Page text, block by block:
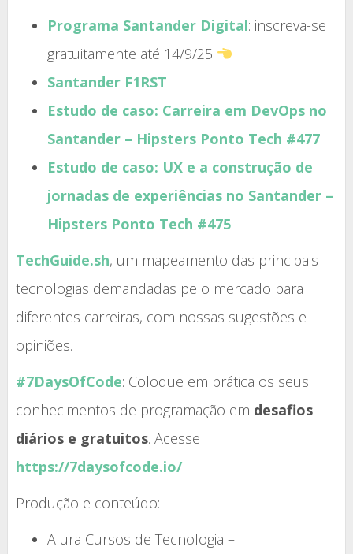
Programa Santander Digital: inscreva-se
gratuitamente até 14/9/25
Santander F1RST
Estudo de caso: Carreira em DevOps no
Santander – Hipsters Ponto Tech #477
Estudo de caso: UX e a construção de
jornadas de experiências no Santander –
Hipsters Ponto Tech #475
TechGuide.sh, um mapeamento das principais
tecnologias demandadas pelo mercado para
diferentes carreiras, com nossas sugestões e
opiniões.
#7DaysOfCode: Coloque em prática os seus
conhecimentos de programação em desafios
diários e gratuitos. Acesse
https://7daysofcode.io/
Produção e conteúdo:
Alura Cursos de Tecnologia –